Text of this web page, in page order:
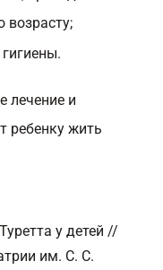
возрасту;
лечение и
ребенку жить
у детей //
им. С. С.